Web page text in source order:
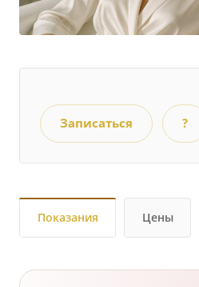
Записаться ?
Показания Цены